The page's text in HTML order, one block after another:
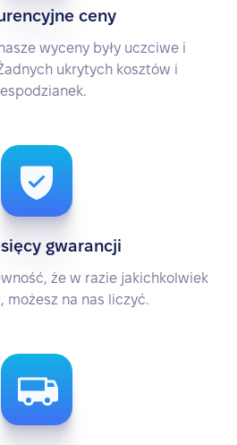
ceny
wyceny były uczciwe i
ukrytych kosztów i
gwarancji
że w razie jakichkolwiek
możesz na nas liczyć.